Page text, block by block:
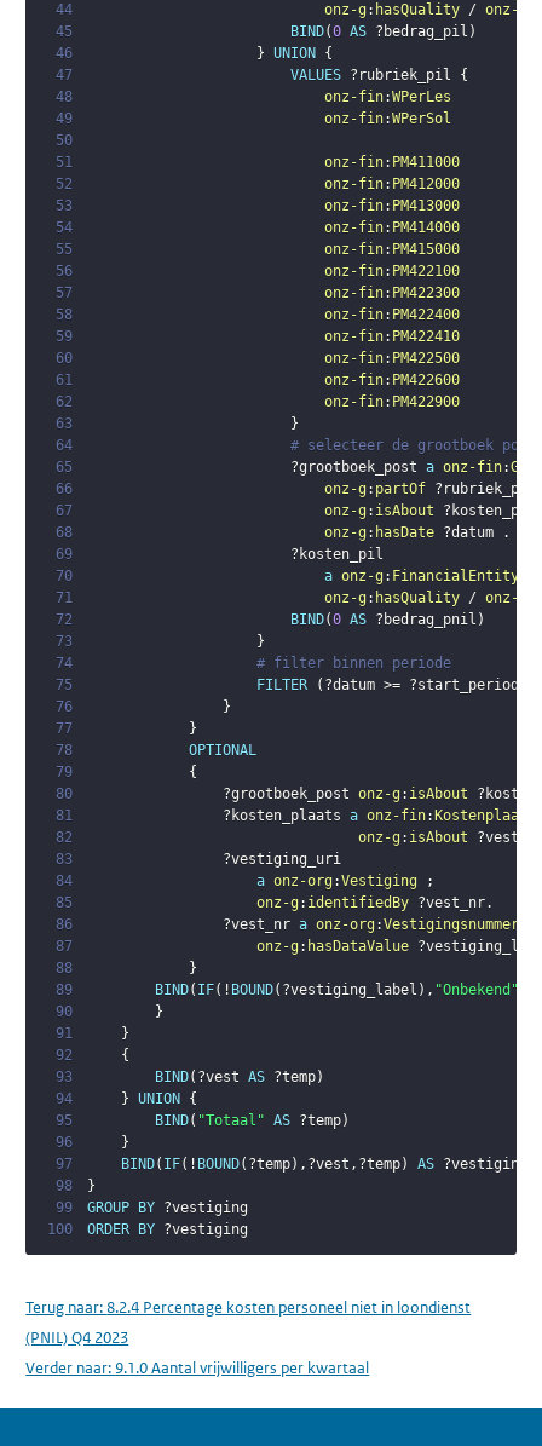
44
onz-g : hasQuality / onz-g
45
BIND(0 AS ?bedrag_pil )
46
} UNION
{
47
VALUES ?rubriek_pil
{
48
onz-fin:WPerLes
49
onz-fin:WPerSol
50
51
onz-fin: PM411000
52
onz-fin: PM412000
53
onz-fin: PM413000
54
onz-fin: PM414000
55
onz-fin: PM415000
56
onz-fin: PM422100
57
onz-fin: PM422300
58
onz-fin: PM422400
59
onz-fin: PM422410
60
onz-fin: PM422500
61
onz-fin: PM422600
62
onz-fin: PM422900
63
}
64
# selecteer de grootboek
65
?grootboek_post a onz-fin:
66
onz-g : partOf ?rubriek_pil
67
onz-g : isAbout
?kosten_pil
68
onz-g : hasDate ?datum
.
69
?kosten_pil
70
a onz-g : FinancialEntity
71
onz-g : hasQuality / onz-g
72
BIND(0 AS ?bedrag_pnil )
73
}
74
# filter binnen periode
75
FILTER ( ?datum >= ?start_periode
76
}
77
}
78
OPTIONAL
79
{
80
?grootboek_post onz-g : isAbout
81
?kosten_plaats a onz-fin: Kostenplaats
82
onz-g : isAbout
83
?vestiging_uri
84
a onz-org :Vestiging
;
85
onz-g : identifiedBy ?vest_nr.
86
?vest_nr a onz-org :Vestigingsnummer
87
onz-g : hasDataValue
88
}
89
BIND( IF( ! BOUND( ?vestiging_label ) , "Onbekend"
90
}
91
}
92
{
93
BIND( ?vest AS ?temp)
94
} UNION
{
95
BIND( "Totaal" AS ?temp)
96
}
97
BIND( IF( ! BOUND( ?temp) , ?vest , ?temp) AS ?vestiging
98
}
99
GROUP BY ?vestiging
100
ORDER BY ?vestiging
Terug naar:8.2.4 Percentage kosten personeel niet in loondienst
(PNIL) Q4 2023
Verder naar: 9.1.0 Aantal vrijwilligers per kwartaal